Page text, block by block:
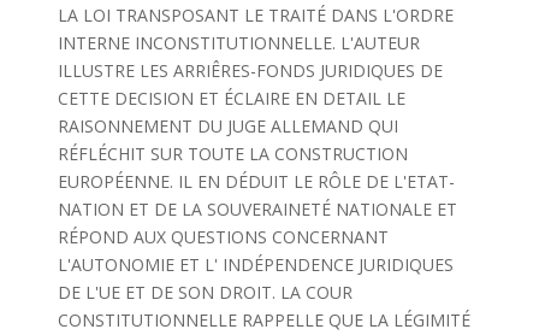
LA LOI TRANSPOSANT LE TRAITÉ DANS L'ORDRE
INTERNE INCONSTITUTIONNELLE. L'AUTEUR
ILLUSTRE LES ARRIÊRES-FONDS JURIDIQUES DE
CETTE DECISION ET ÉCLAIRE EN DETAIL LE
RAISONNEMENT DU JUGE ALLEMAND QUI
RÉFLÉCHIT SUR TOUTE LA CONSTRUCTION
EUROPÉENNE. IL EN DÉDUIT LE RÔLE DE L'ETAT-
NATION ET DE LA SOUVERAINETÉ NATIONALE ET
RÉPOND AUX QUESTIONS CONCERNANT
L'AUTONOMIE ET L' INDÉPENDENCE JURIDIQUES
DE L'UE ET DE SON DROIT. LA COUR
CONSTITUTIONNELLE RAPPELLE QUE LA LÉGIMITÉ